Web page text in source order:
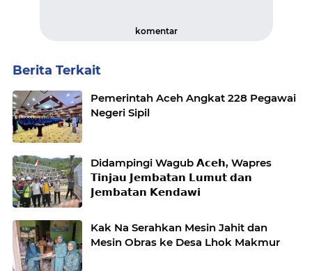
komentar
Berita Terkait
Pemerintah Aceh Angkat 228 Pegawai
Negeri Sipil
Didampingi Wagub 𝗔𝗰𝗲𝗵, Wapres
𝗧𝗶𝗻𝗷𝗮𝘂 𝗝𝗲𝗺𝗯𝗮𝘁𝗮𝗻 𝗟𝘂𝗺𝘂𝘁 𝗱𝗮𝗻
𝗝𝗲𝗺𝗯𝗮𝘁𝗮𝗻 𝗞𝗲𝗻𝗱𝗮𝘄𝗶
Kak Na Serahkan Mesin Jahit dan
Mesin Obras ke Desa Lhok Makmur